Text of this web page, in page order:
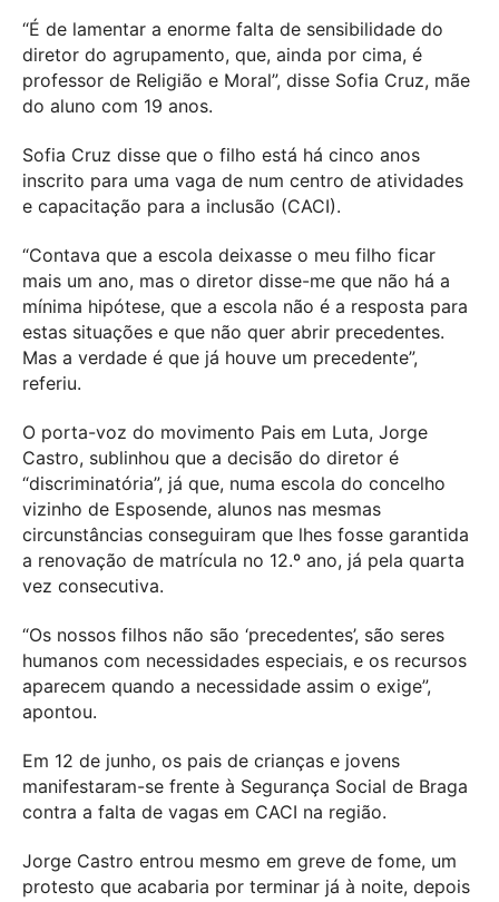
“É de lamentar a enorme falta de sensibilidade do
diretor do agrupamento, que, ainda por cima, é
professor de Religião e Moral”, disse Sofia Cruz, mãe
do aluno com 19 anos.
Sofia Cruz disse que o filho está há cinco anos
inscrito para uma vaga de num centro de atividades
e capacitação para a inclusão (CACI).
“Contava que a escola deixasse o meu filho ficar
mais um ano, mas o diretor disse-me que não há a
mínima hipótese, que a escola não é a resposta para
estas situações e que não quer abrir precedentes.
Mas a verdade é que já houve um precedente”,
referiu.
O porta-voz do movimento Pais em Luta, Jorge
Castro, sublinhou que a decisão do diretor é
“discriminatória”, já que, numa escola do concelho
vizinho de Esposende, alunos nas mesmas
circunstâncias conseguiram que lhes fosse garantida
a renovação de matrícula no 12.º ano, já pela quarta
vez consecutiva.
“Os nossos filhos não são ‘precedentes’, são seres
humanos com necessidades especiais, e os recursos
aparecem quando a necessidade assim o exige”,
apontou.
Em 12 de junho, os pais de crianças e jovens
manifestaram-se frente à Segurança Social de Braga
contra a falta de vagas em CACI na região.
Jorge Castro entrou mesmo em greve de fome, um
protesto que acabaria por terminar já à noite, depois